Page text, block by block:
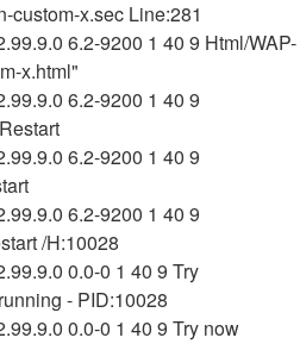
custom-x.sec Line:281
6.2-9200 1 40 9 Html/WAP-
x.html"
6.2-9200 1 40 9
6.2-9200 1 40 9
6.2-9200 1 40 9
/H:10028
0.0-0 1 40 9 Try
- PID:10028
0.0-0 1 40 9 Try now